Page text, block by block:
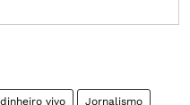
dinheiro vivo Jornalismo